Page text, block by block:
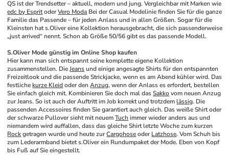
edc by Esprit oder Vero Moda Bei der Casual Modelinie finden Sie für die ganze
Familie das Passende – für jeden Anlass und in allen Größen. Sogar für die
Kleinsten hat s.Oliver eine Kollektion herausgebracht, die sich passenderweise
„just arrived“ nennt. Schon ab Größe 50/56 gibt es das passende Modell.
S.Oliver Mode günstig im Online Shop kaufen
Hier kann man sich entspannt seine komplette eigene Kollektion
zusammenstellen. Die Jeans und einige angesagte Shirts für den entspannten
Freizeitlook und die passende Strickjacke, wenn es am Abend kühler wird. Das
festliche kurze Kleid oder den Anzug, wenn der Anlass es erfordert, bestellen
Sie einfach gleich mit. Kombinieren Sie doch mal das Sakko vom neuen Anzug
zur Jeans. So ist auch der Auftritt im Job korrekt und trotzdem lässig. Die
passenden Accessoires finden Sie garantiert auch gleich. Das weiße Shirt oder
der schwarze Pullover sieht mit neuem Tuch immer wieder anders aus und
Rock getragen wurde und heute zur Cargohose oder Latzhose. Vom Schuh bis
zum Lederarmband bietet s.Oliver ein Rundumpaket der Mode. Eben von Kopf
bis Fuß auf Sie eingestellt.